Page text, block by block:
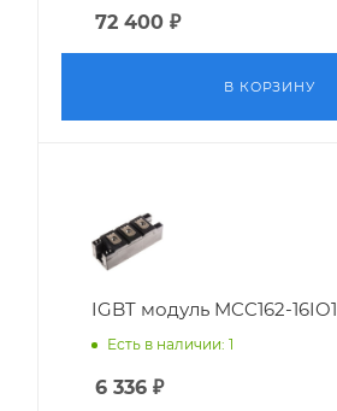
72 400 ₽
В КОРЗИНУ
IGBT модуль MCC162-16IO1
Есть в наличии: 1
6 336 ₽